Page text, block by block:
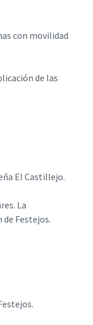
con movilidad
de las
El Castillejo.
La
de Festejos.